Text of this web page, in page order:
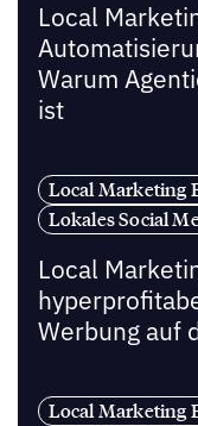
Local
Warum
ist
Local Marketing
Lokales Social
Local
Werbung auf
Local Marketing